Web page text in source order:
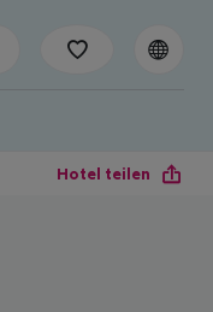
Hotel teilen